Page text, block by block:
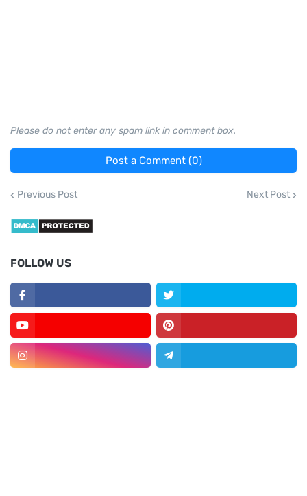
Please do not enter any spam link in comment box.
Post a Comment (0)
Previous Post Next Post
FOLLOW US